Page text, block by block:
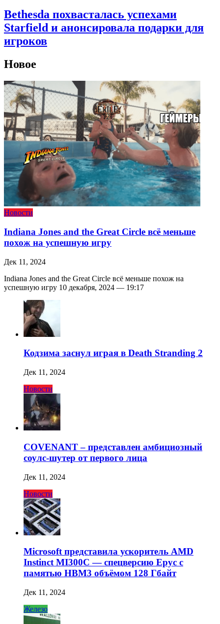
Bethesda похвасталась успехами
Starfield и анонсировала подарки для
игроков
Новое
Новости
Indiana Jones and the Great Circle всё меньше
похож на успешную игру
Дек 11, 2024
Indiana Jones and the Great Circle всё меньше похож на
успешную игру 10 декабря, 2024 — 19:17
Кодзима заснул играя в Death Stranding 2
Дек 11, 2024
Новости
COVENANT – представлен амбициозный
соулс-шутер от первого лица
Дек 11, 2024
Новости
Microsoft представила ускоритель AMD
Instinct MI300C — спецверсию Epyc с
памятью HBM3 объёмом 128 Гбайт
Дек 11, 2024
Железо